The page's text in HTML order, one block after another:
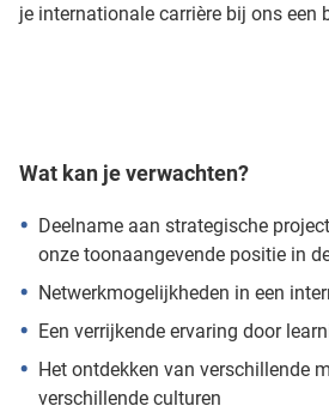
je internationale carrière bij ons een
Wat kan je verwachten?
Deelname aan strategische
onze toonaangevende positie in
Netwerkmogelijkheden in een
Een verrijkende ervaring door
Het ontdekken van verschillende
verschillende culturen